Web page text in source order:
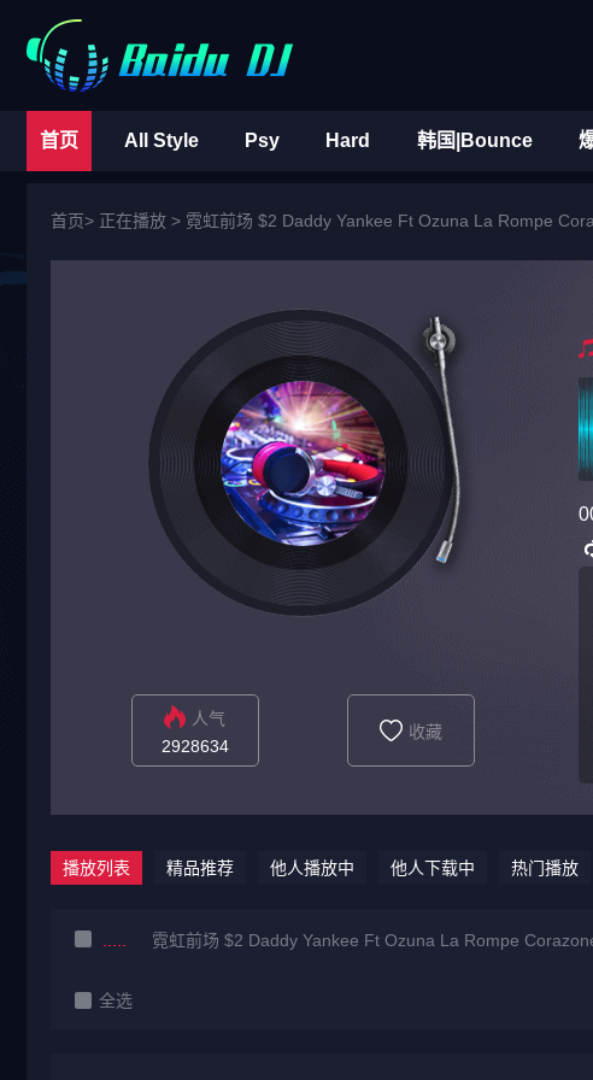
首页 All Style Psy Hard 韩国|Bounce
首页> 正在播放 > 霓虹前场 $2 Daddy Yankee Ft Ozuna La Rompe
人气
2928634
收藏
播放列表 精品推荐 他人播放中 他人下载中 热门播放
霓虹前场 $2 Daddy Yankee Ft Ozuna La Rompe
全选